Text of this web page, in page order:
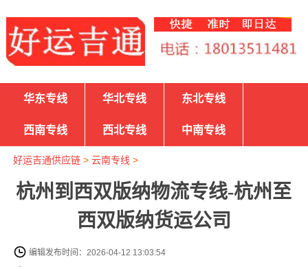
华东专线 华北专线 东北专线
西南专线 西北专线 中南专线
好运吉通供应链> 云南专线 >
杭州到西双版纳物流专线-杭州至
西双版纳货运公司
编辑发布时间：2026-04-12 13:03:54